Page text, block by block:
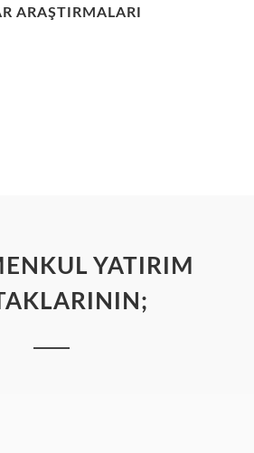
ARAŞTIRMALARI
YATIRIM